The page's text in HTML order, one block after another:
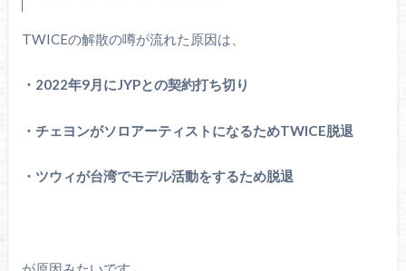
TWICEの解散の噂が流れた原因は、
・2022年9月にJYPとの契約打ち切り
・チェヨンがソロアーティストになるためTWICE脱退
・ツウィが台湾でモデル活動をするため脱退